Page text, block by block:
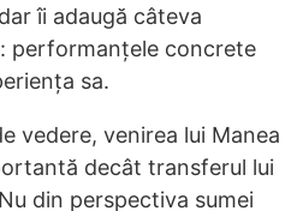
îi adaugă câteva
performanțele concrete
sa.
vedere, venirea lui Manea
decât transferul lui
din perspectiva sumei